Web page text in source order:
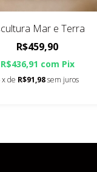
Mar e Terra
R$459,90
R$436,91 com Pix
x de R$91,98sem juros